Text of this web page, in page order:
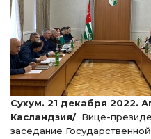
Сухум. 21 декабря 2022.
Касландзия/ Вице-
заседание